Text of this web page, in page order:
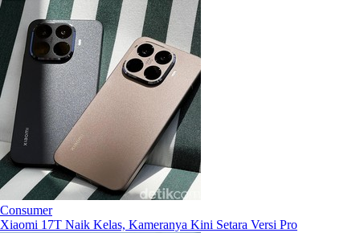
Consumer
Xiaomi 17T Naik Kelas, Kameranya Kini Setara Versi Pro